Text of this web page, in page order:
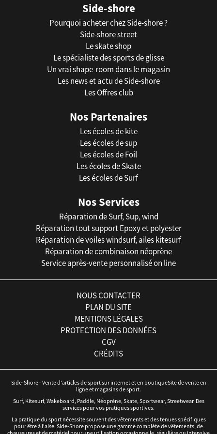
Side-shore
Pourquoi acheter chez Side-shore ?
Side-shore street
Le skate shop
Le spécialiste des sports de glisse
Un vrai shape-room dans le magasin
Les news et actu de Side-shore
Les Offres club
Nos Partenaires
Les écoles de kite
Les écoles de sup
Les écoles de Foil
Les écoles de Skate
Les écoles de Surf
Nos Services
Réparation de Surf, Sup, wind
Réparation tout support Epoxy et polyester
Réparation de voiles windsurf, ailes kitesurf
Réparation de combinaison néoprène
Service après-vente personnalisé on line
NOUS CONTACTER
PLAN DU SITE
MENTIONS LÉGALES
PROTECTION DES DONNÉES
CGV
CRÉDITS
Side-Shore - Vente d'articles de sport sur internet et en boutiqueSite de vente en
ligne et magasins de sport.
Surf, Kitesurf, Wakeboard, Paddle, Néoprène, Skate, Sportwear, Streetwear. Des
services pour vos pratiques sportives.
La pratique du sport nécessite souvent des vêtements et des tenues spécifiques
pour être à l'aise. Side-Shore propose une gamme complète de vêtements, de